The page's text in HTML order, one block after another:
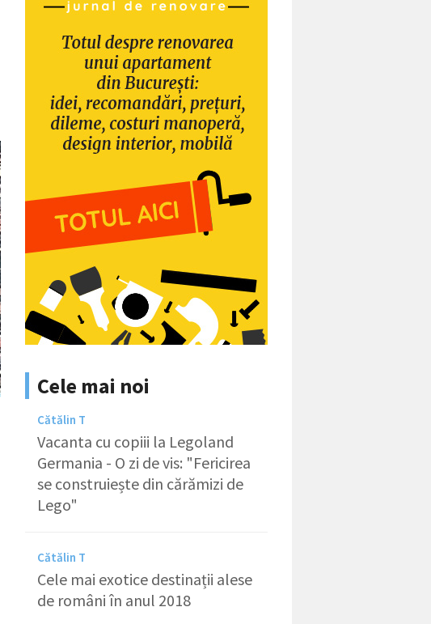
Cele mai noi
Cătălin T
Vacanta cu copiii la Legoland
Germania - O zi de vis: "Fericirea
se construiește din cărămizi de
Lego"
Cătălin T
Cele mai exotice destinații alese
de români în anul 2018